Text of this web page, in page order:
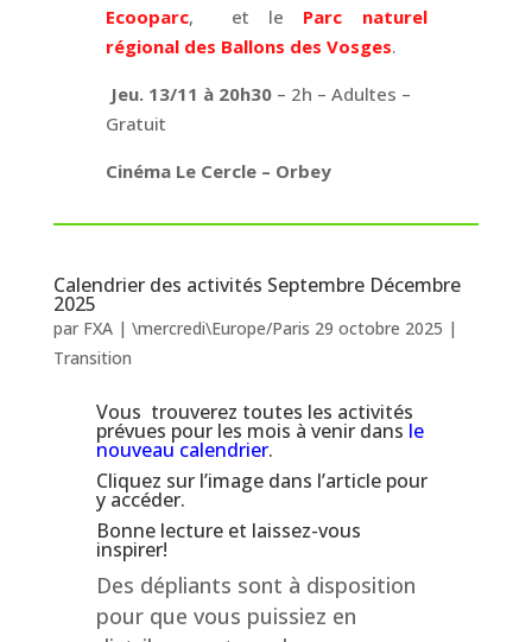
Ecooparc, et le Parc naturel
régional des Ballons des Vosges.
Jeu. 13/11 à 20h30– 2h – Adultes –
Gratuit
Cinéma Le Cercle – Orbey
Calendrier des activités Septembre Décembre
2025
par FXA| \mercredi\Europe/Paris 29 octobre 2025 |
Transition
Vous trouverez toutes les activités
prévues pour les mois à venir dans le
nouveau calendrier.
Cliquez sur l’image dans l’article pour
y accéder.
Bonne lecture et laissez-vous
inspirer!
Des dépliants sont à disposition
pour que vous puissiez en